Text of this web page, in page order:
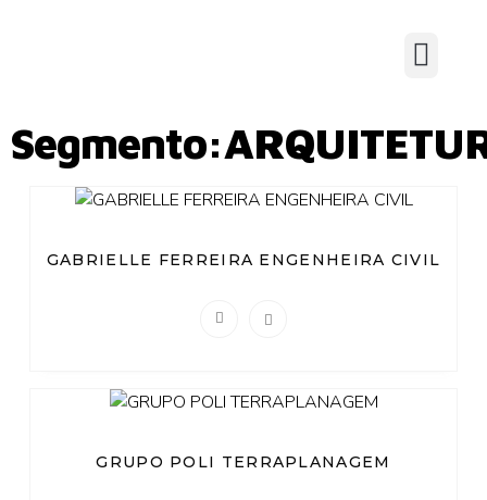
GABRIELLE FERREIRA ENGENHEIRA CIVIL
GRUPO POLI TERRAPLANAGEM